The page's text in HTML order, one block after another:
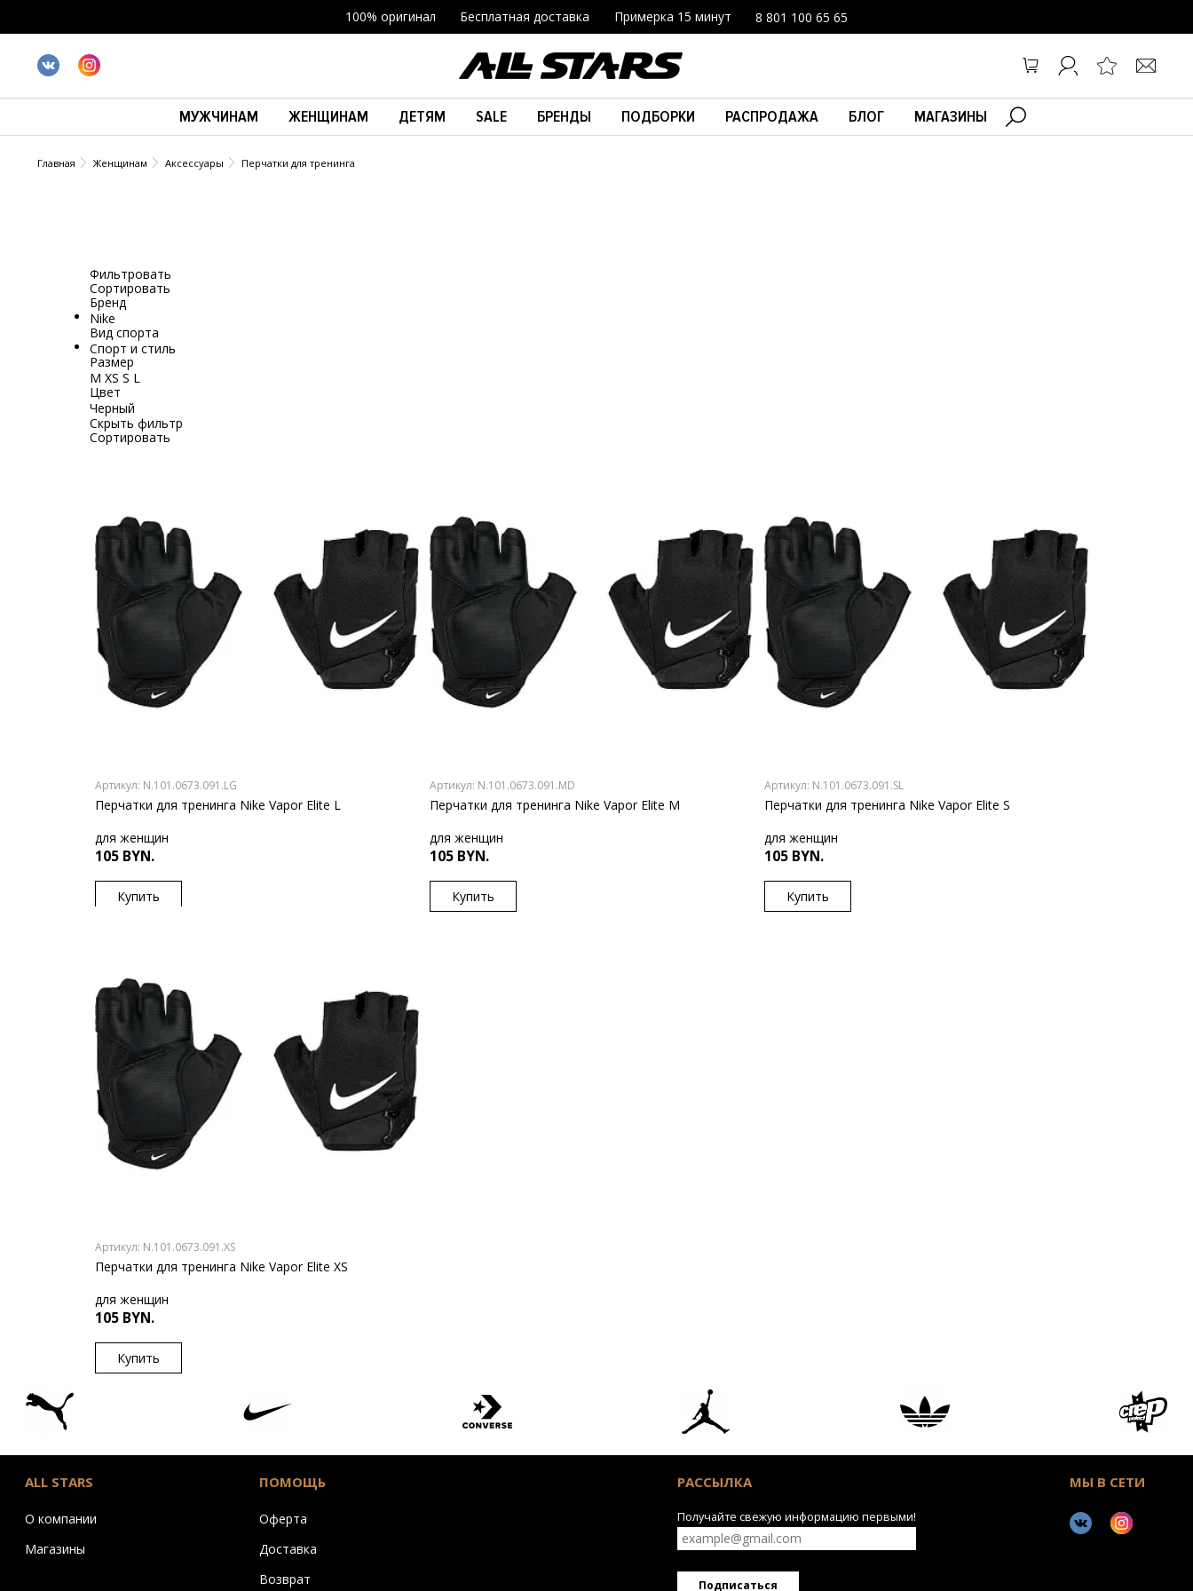
100% оригинал Бесплатная доставка Примерка 15 минут 8 801 100 65 65
МУЖЧИНАМ ЖЕНЩИНАМ ДЕТЯМ SALE БРЕНДЫ ПОДБОРКИ РАСПРОДАЖА БЛОГ МАГАЗИНЫ
Главная Женщинам Аксессуары Перчатки для тренинга
Фильтровать
Сортировать
Бренд
Nike
Вид спорта
Спорт и стиль
Размер
M XS S L
Цвет
Черный
Скрыть фильтр
Сортировать
Артикул: N.101.0673.091.LG
Перчатки для тренинга Nike Vapor Elite L
для женщин
105 BYN.
Купить
Артикул: N.101.0673.091.MD
Перчатки для тренинга Nike Vapor Elite M
для женщин
105 BYN.
Купить
Артикул: N.101.0673.091.SL
Перчатки для тренинга Nike Vapor Elite S
для женщин
105 BYN.
Купить
Артикул: N.101.0673.091.XS
Перчатки для тренинга Nike Vapor Elite XS
для женщин
105 BYN.
Купить
ALL STARS
О компании
Магазины
ПОМОЩЬ
Оферта
Доставка
Возврат
РАССЫЛКА
Получайте свежую информацию первыми!
Подписаться
МЫ В СЕТИ